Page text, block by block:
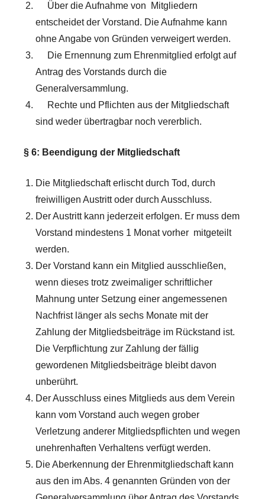
Über die Aufnahme von Mitgliedern
entscheidet der Vorstand. Die Aufnahme kann
ohne Angabe von Gründen verweigert werden.
Die Ernennung zum Ehrenmitglied erfolgt auf
Antrag des Vorstands durch die
Generalversammlung.
Rechte und Pflichten aus der Mitgliedschaft
sind weder übertragbar noch vererblich.
§ 6: Beendigung der Mitgliedschaft
Die Mitgliedschaft erlischt durch Tod, durch
freiwilligen Austritt oder durch Ausschluss.
Der Austritt kann jederzeit erfolgen. Er muss dem
Vorstand mindestens 1 Monat vorher mitgeteilt
werden.
Der Vorstand kann ein Mitglied ausschließen,
wenn dieses trotz zweimaliger schriftlicher
Mahnung unter Setzung einer angemessenen
Nachfrist länger als sechs Monate mit der
Zahlung der Mitgliedsbeiträge im Rückstand ist.
Die Verpflichtung zur Zahlung der fällig
gewordenen Mitgliedsbeiträge bleibt davon
unberührt.
Der Ausschluss eines Mitglieds aus dem Verein
kann vom Vorstand auch wegen grober
Verletzung anderer Mitgliedspflichten und wegen
unehrenhaften Verhaltens verfügt werden.
Die Aberkennung der Ehrenmitgliedschaft kann
aus den im Abs. 4 genannten Gründen von der